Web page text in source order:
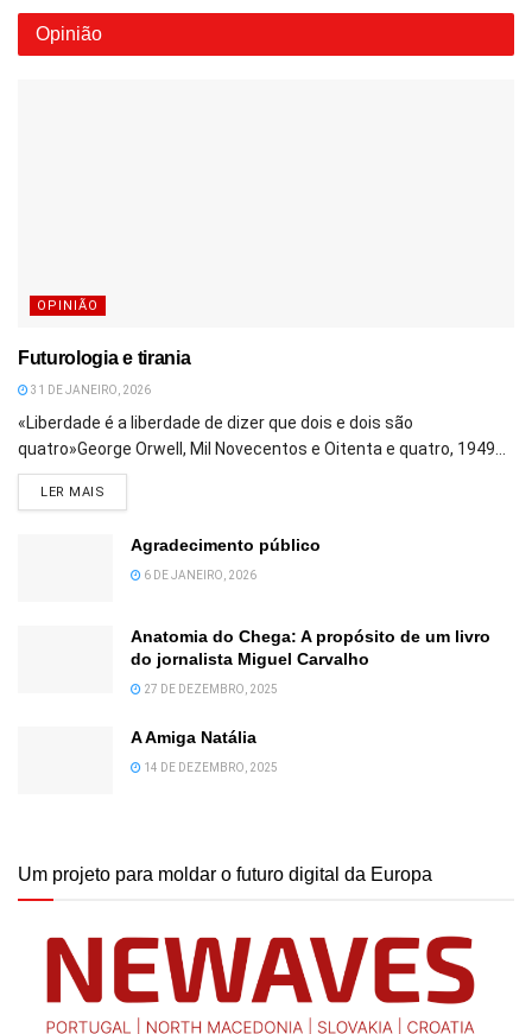
Opinião
OPINIÃO
Futurologia e tirania
31 DE JANEIRO, 2026
«Liberdade é a liberdade de dizer que dois e dois são
quatro»George Orwell, Mil Novecentos e Oitenta e quatro, 1949...
LER MAIS
Agradecimento público
6 DE JANEIRO, 2026
Anatomia do Chega: A propósito de um livro
do jornalista Miguel Carvalho
27 DE DEZEMBRO, 2025
A Amiga Natália
14 DE DEZEMBRO, 2025
Um projeto para moldar o futuro digital da Europa